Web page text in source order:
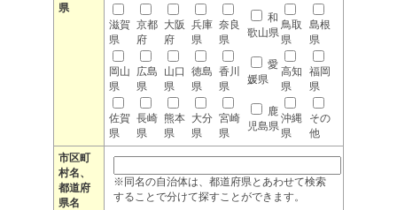
県
滋賀
県
京都
府
大阪
府
兵庫
県
奈良
県
和
歌山県
鳥取
県
島根
県
岡山
県
広島
県
山口
県
徳島
県
香川
県
愛
媛県
高知
県
福岡
県
佐賀
県
長崎
県
熊本
県
大分
県
宮崎
県
鹿
児島県
沖縄
県
その
他
市区町
村名、
都道府
県名
※同名の自治体は、都道府県とあわせて検索
することで分けて探すことができます。